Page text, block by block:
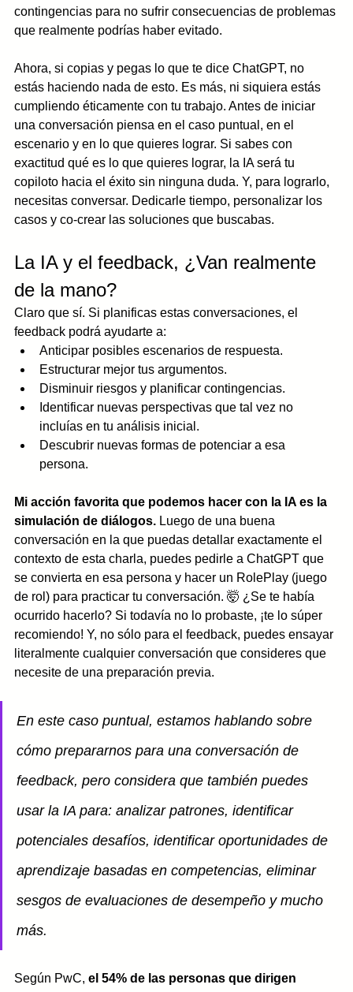
contingencias para no sufrir consecuencias de problemas
que realmente podrías haber evitado.
Ahora, si copias y pegas lo que te dice ChatGPT, no
estás haciendo nada de esto. Es más, ni siquiera estás
cumpliendo éticamente con tu trabajo. Antes de iniciar
una conversación piensa en el caso puntual, en el
escenario y en lo que quieres lograr. Si sabes con
exactitud qué es lo que quieres lograr, la IA será tu
copiloto hacia el éxito sin ninguna duda. Y, para lograrlo,
necesitas conversar. Dedicarle tiempo, personalizar los
casos y co-crear las soluciones que buscabas.
La IA y el feedback, ¿Van realmente
de la mano?
Claro que sí. Si planificas estas conversaciones, el
feedback podrá ayudarte a:
Anticipar posibles escenarios de respuesta.
Estructurar mejor tus argumentos.
Disminuir riesgos y planificar contingencias.
Identificar nuevas perspectivas que tal vez no
incluías en tu análisis inicial.
Descubrir nuevas formas de potenciar a esa
persona.
Mi acción favorita que podemos hacer con la IA es la
simulación de diálogos. Luego de una buena
conversación en la que puedas detallar exactamente el
contexto de esta charla, puedes pedirle a ChatGPT que
se convierta en esa persona y hacer un RolePlay (juego
de rol) para practicar tu conversación. 🤯 ¿Se te había
ocurrido hacerlo? Si todavía no lo probaste, ¡te lo súper
recomiendo! Y, no sólo para el feedback, puedes ensayar
literalmente cualquier conversación que consideres que
necesite de una preparación previa.
En este caso puntual, estamos hablando sobre
cómo prepararnos para una conversación de
feedback, pero considera que también puedes
usar la IA para: analizar patrones, identificar
potenciales desafíos, identificar oportunidades de
aprendizaje basadas en competencias, eliminar
sesgos de evaluaciones de desempeño y mucho
más.
Según PwC, el 54% de las personas que dirigen